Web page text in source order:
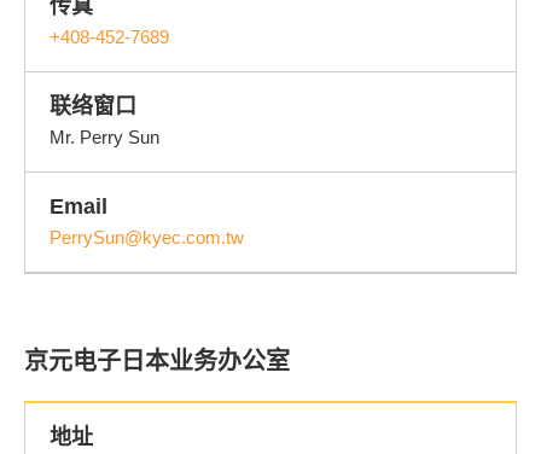
传真
+408-452-7689
联络窗口
Mr. Perry Sun
Email
PerrySun@kyec.com.tw
京元电子日本业务办公室
地址